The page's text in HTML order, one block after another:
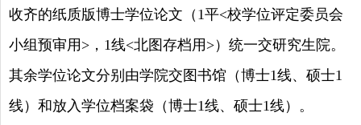
收齐的纸质版博士学位论文（ 1平<校学位评定委员会
小组预审用 > ， 1线<北图存档用 >）统一交研究生院。
其余学位论文分别由学院交图书馆（博士1线、硕士1
线）和放入学位档案袋（博士1线、硕士1线）。